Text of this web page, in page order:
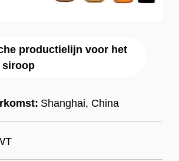
productielijn voor het
siroop
Shanghai, China